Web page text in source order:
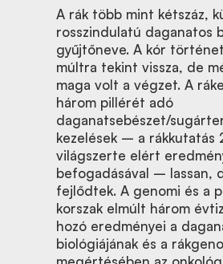
A rák több mint kétszáz,
rosszindulatú daganatos
gyűjtőneve. A kór
múltra tekint vissza, de
maga volt a végzet. A
három pillérét adó
daganatsebészet/
kezelések – a rákkutatás
világszerte elért
befogadásával – lassan,
fejlődtek. A genomi és a
korszak elmúlt három
hozó eredményei a
biológiájának és a